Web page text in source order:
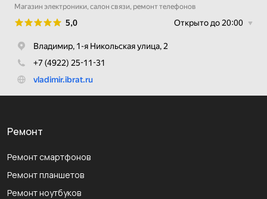
Ремонт
Ремонт смартфонов
Ремонт планшетов
Ремонт ноутбуков